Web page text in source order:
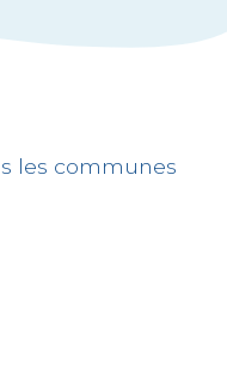
les communes